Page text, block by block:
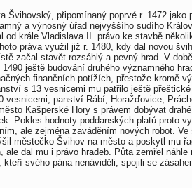
Švihovský, připomínaný poprvé r. 1472 jako
a výnosný úřad nejvyššího sudího
od krále Vladislava II. právo ke stavbě
práva využil již r. 1480, kdy dal novou
začal stavět rozsáhlý a pevný hrad. V
ještě budování druhého významného
finančních potížích, přestože kromě
s 13 vesnicemi mu patřilo ještě
vesnicemi, panství Rábí, Horažďovice,
Kašperské Hory s právem dobývat
Pokles hodnoty poddanských platů proto
ale zejména zaváděním nových robot. Ve
městečko Švihov na město a poskytl mu
ale dal mu i právo hradeb. Půta zemřel náhle
svého pána nenáviděli, spojili se